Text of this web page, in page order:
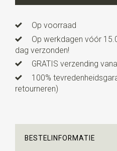
Op voorraad
Op werkdagen vóór
dag verzonden!
GRATIS verzending
100%
retourneren)
BESTELINFORMATIE